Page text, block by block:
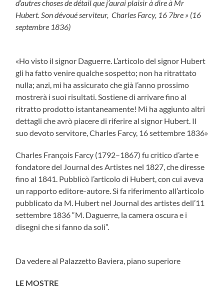
d’autres choses de détail que j’aurai plaisir à dire à Mr
Hubert. Son dévoué serviteur, Charles Farcy, 16 7bre » (16
septembre 1836)
«Ho visto il signor Daguerre. L’articolo del signor Hubert
gli ha fatto venire qualche sospetto; non ha ritrattato
nulla; anzi, mi ha assicurato che già l’anno prossimo
mostrerà i suoi risultati. Sostiene di arrivare fino al
ritratto prodotto istantaneamente! Mi ha aggiunto altri
dettagli che avrò piacere di riferire al signor Hubert. Il
suo devoto servitore, Charles Farcy, 16 settembre 1836»
Charles François Farcy (1792–1867) fu critico d’arte e
fondatore del Journal des Artistes nel 1827, che diresse
fino al 1841. Pubblicò l’articolo di Hubert, con cui aveva
un rapporto editore-autore. Si fa riferimento all’articolo
pubblicato da M. Hubert nel Journal des artistes dell’11
settembre 1836 “M. Daguerre, la camera oscura e i
disegni che si fanno da soli”.
Da vedere al Palazzetto Baviera, piano superiore
LE MOSTRE